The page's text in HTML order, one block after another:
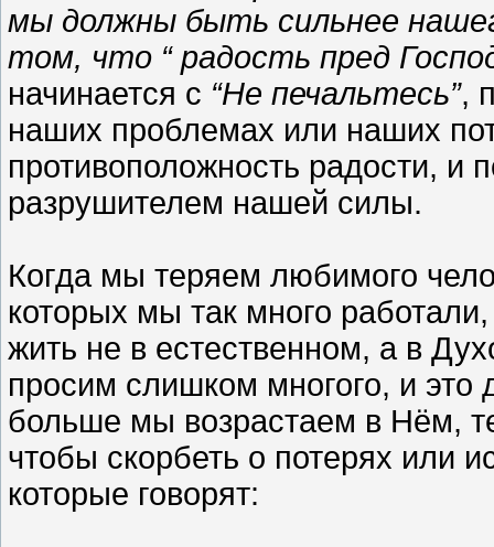
мы должны быть сильнее
том, что “ радость пред
начинается с “Не печальтесь”,
наших проблемах или наших
противоположность радости, и
разрушителем нашей силы.
Когда мы теряем любимого
которых мы так много
жить не в естественном, а в
просим слишком многого, и
больше мы возрастаем в Нём,
чтобы скорбеть о потерях или
которые говорят: